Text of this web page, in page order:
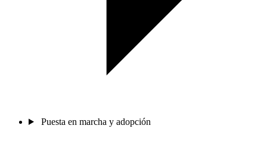
Puesta en marcha y adopción